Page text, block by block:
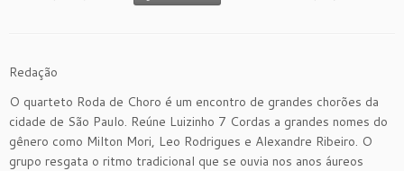
Redação
O quarteto Roda de Choro é um encontro de grandes chorões da
cidade de São Paulo. Reúne Luizinho 7 Cordas a grandes nomes do
gênero como Milton Mori, Leo Rodrigues e Alexandre Ribeiro. O
grupo resgata o ritmo tradicional que se ouvia nos anos áureos